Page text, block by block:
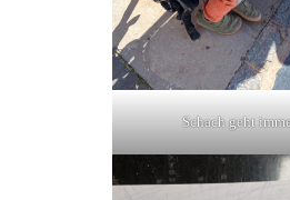
Schach geht